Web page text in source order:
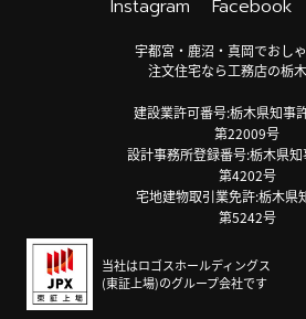
Instagram Facebook
宇都宮・鹿沼・真岡でおし
注文住宅なら工務店の栃
建設業許可番号:栃木県知事
第22009号
設計事務所登録番号:栃木県知
第4202号
宅地建物取引業免許:栃木県
第5242号
当社はロゴスホールディングス
(東証上場)のグループ会社です